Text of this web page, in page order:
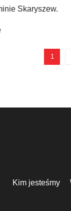
Skaryszew.
1
Kim jesteśmy